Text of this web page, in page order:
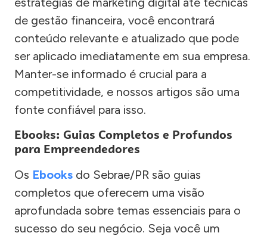
de gestão financeira, você encontrará
conteúdo relevante e atualizado que pode
ser aplicado imediatamente em sua empresa.
Manter-se informado é crucial para a
competitividade, e nossos artigos são uma
fonte confiável para isso.
Ebooks: Guias Completos e Profundos
para Empreendedores
Os Ebooks do Sebrae/PR são guias
completos que oferecem uma visão
aprofundada sobre temas essenciais para o
sucesso do seu negócio. Seja você um